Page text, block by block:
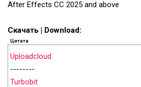
After Effects CC 2025 and above
Скачать | Download:
Цитата
Uploadcloud
--------
Turbobit